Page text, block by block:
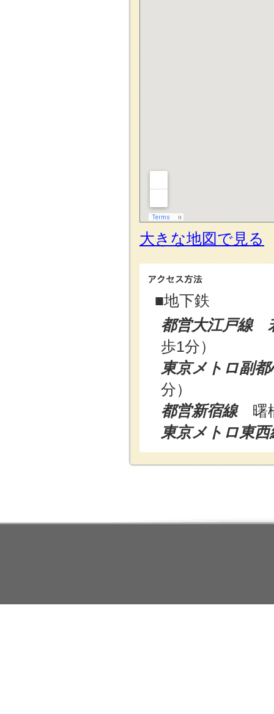
大きな地図で見る
■地下鉄
都営大江戸線
歩1分）
東京メトロ副
分）
都営新宿線曙
東京メトロ東西